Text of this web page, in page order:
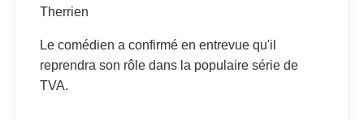
Therrien
Le comédien a confirmé en entrevue qu'il
reprendra son rôle dans la populaire série de
TVA.